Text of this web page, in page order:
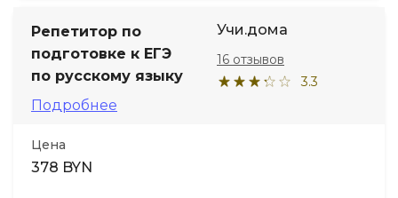
Репетитор по
подготовке к ЕГЭ
по русскому языку
Подробнее
Учи.дома
3.3
16 отзывов
Цена
378 BYN